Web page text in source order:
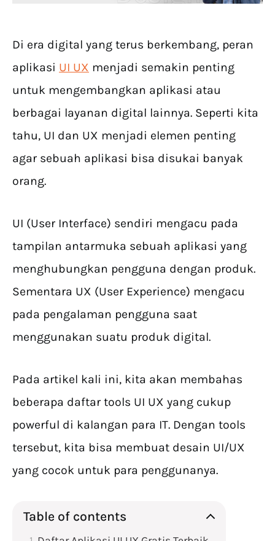
Di era digital yang terus berkembang, peran
aplikasi UI UX menjadi semakin penting
untuk mengembangkan aplikasi atau
berbagai layanan digital lainnya. Seperti kita
tahu, UI dan UX menjadi elemen penting
agar sebuah aplikasi bisa disukai banyak
orang.
UI (User Interface) sendiri mengacu pada
tampilan antarmuka sebuah aplikasi yang
menghubungkan pengguna dengan produk.
Sementara UX (User Experience) mengacu
pada pengalaman pengguna saat
menggunakan suatu produk digital.
Pada artikel kali ini, kita akan membahas
beberapa daftar tools UI UX yang cukup
powerful di kalangan para IT. Dengan tools
tersebut, kita bisa membuat desain UI/UX
yang cocok untuk para penggunanya.
Table of contents